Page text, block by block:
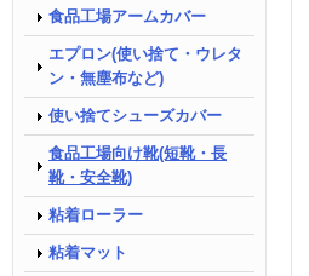
食品工場アームカバー
エプロン(使い捨て・ウレタ
ン・無塵布など)
使い捨てシューズカバー
食品工場向け靴(短靴・長
靴・安全靴)
粘着ローラー
粘着マット